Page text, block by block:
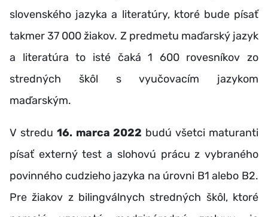
slovenského jazyka a literatúry, ktoré bude písať
takmer 37 000 žiakov. Z predmetu maďarský jazyk
a literatúra to isté čaká 1 600 rovesníkov zo
stredných škôl s vyučovacím jazykom
maďarským.
V stredu 16. marca 2022 budú všetci maturanti
písať externý test a slohovú prácu z vybraného
povinného cudzieho jazyka na úrovni B1 alebo B2.
Pre žiakov z bilingválnych stredných škôl, ktoré